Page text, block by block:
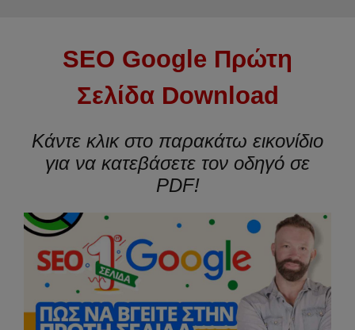
SEO Google Πρώτη
Σελίδα Download
Κάντε κλικ στο παρακάτω εικονίδιο
για να κατεβάσετε τον οδηγό σε
PDF!